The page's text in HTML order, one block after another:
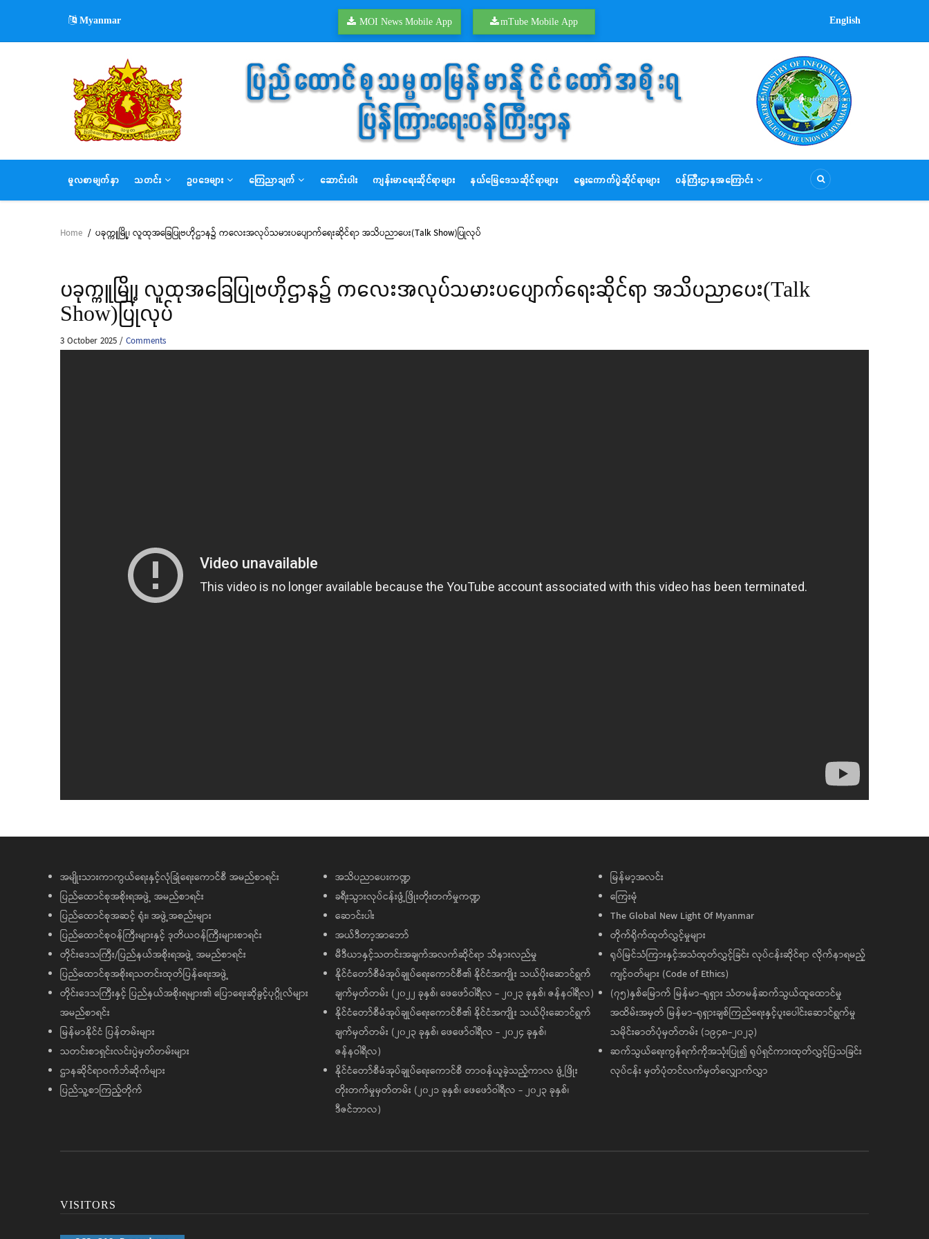
main
Myanmar MOI News Mobile App mTube Mobile App English
MAIN
NAVIGATION
မူလစာမျက်နှာ သတင်း ဥပဒေများ ကြေညာချက် ဆောင်းပါး ကျန်းမာရေးဆိုင်ရာများ နယ်မြေဒေသဆိုင်ရာများ ရွေးကောက်ပွဲဆိုင်ရာများ ဝန်ကြီးဌာနအကြောင်း
Breadcrumb
Home / ပခုက္ကူမြို့၊ လူထုအခြေပြုဗဟိုဌာန၌ ကလေးအလုပ်သမားပပျောက်ရေးဆိုင်ရာ အသိပညာပေး(Talk Show)ပြုလုပ်
ပခုက္ကူမြို့၊ လူထုအခြေပြုဗဟိုဌာန၌ ကလေးအလုပ်သမားပပျောက်ရေးဆိုင်ရာ အသိပညာပေး(Talk
Show)ပြုလုပ်
3 October 2025/Comments
အမျိုးသားကာကွယ်ရေးနှင့်လုံခြုံရေးကောင်စီ အမည်စာရင်း
ပြည်ထောင်စုအစိုးရအဖွဲ့ အမည်စာရင်း
ပြည်ထောင်စုအဆင့် ရုံး၊ အဖွဲ့အစည်းများ
ပြည်ထောင်စုဝန်ကြီးများနှင့် ဒုတိယဝန်ကြီးများစာရင်း
တိုင်းဒေသကြီး/ပြည်နယ်အစိုးရအဖွဲ့ အမည်စာရင်း
ပြည်ထောင်စုအစိုးရသတင်းထုတ်ပြန်ရေးအဖွဲ့
တိုင်းဒေသကြီးနှင့် ပြည်နယ်အစိုးရများ၏ ပြောရေးဆိုခွင့်ပုဂ္ဂိုလ်များ
အမည်စာရင်း
မြန်မာနိုင်ငံ ပြန်တမ်းများ
သတင်းစာရှင်းလင်းပွဲမှတ်တမ်းများ
ဌာနဆိုင်ရာဝက်ဘ်ဆိုက်များ
ပြည်သူ့စာကြည့်တိုက်
အသိပညာပေးကဏ္ဍ
ခရီးသွားလုပ်ငန်းဖွံ့ဖြိုးတိုးတက်မှုကဏ္ဍ
ဆောင်းပါး
အယ်ဒီတာ့အာဘော်
မီဒီယာနှင့်သတင်းအချက်အလက်ဆိုင်ရာ သိနားလည်မှု
နိုင်ငံတော်စီမံအုပ်ချုပ်ရေးကောင်စီ၏ နိုင်ငံအကျိုး သယ်ပိုးဆောင်ရွက်
ချက်မှတ်တမ်း (၂၀၂၂ ခုနှစ်၊ ဖေဖော်ဝါရီလ - ၂၀၂၃ ခုနှစ်၊ ဇန်နဝါရီလ)
နိုင်ငံတော်စီမံအုပ်ချုပ်ရေးကောင်စီ၏ နိုင်ငံအကျိုး သယ်ပိုးဆောင်ရွက်
ချက်မှတ်တမ်း (၂၀၂၃ ခုနှစ်၊ ဖေဖော်ဝါရီလ - ၂၀၂၄ ခုနှစ်၊
ဇန်နဝါရီလ)
နိုင်ငံတော်စီမံအုပ်ချုပ်ရေးကောင်စီ တာဝန်ယူခဲ့သည့်ကာလ ဖွံ့ဖြိုး
တိုးတက်မှုမှတ်တမ်း (၂၀၂၁ ခုနှစ်၊ ဖေဖော်ဝါရီလ - ၂၀၂၃ ခုနှစ်၊
ဒီဇင်ဘာလ)
မြန်မာ့အလင်း
ကြေးမုံ
The Global New Light Of Myanmar
တိုက်ရိုက်ထုတ်လွှင့်မှုများ
ရုပ်မြင်သံကြားနှင့်အသံထုတ်လွှင့်ခြင်း လုပ်ငန်းဆိုင်ရာ လိုက်နာရမည့်
ကျင့်ဝတ်များ (Code of Ethics)
(၇၅)နှစ်မြောက် မြန်မာ-ရုရှား သံတမန်ဆက်သွယ်ထူထောင်မှု
အထိမ်းအမှတ် မြန်မာ-ရုရှားချစ်ကြည်ရေးနှင့်ပူးပေါင်းဆောင်ရွက်မှု
သမိုင်းဓာတ်ပုံမှတ်တမ်း (၁၉၄၈-၂၀၂၃)
ဆက်သွယ်ရေးကွန်ရက်ကိုအသုံးပြု၍ ရုပ်ရှင်ကားထုတ်လွှင့်ပြသခြင်း
လုပ်ငန်း မှတ်ပုံတင်လက်မှတ်လျှောက်လွှာ
VISITORS